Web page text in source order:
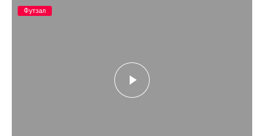
Футзал